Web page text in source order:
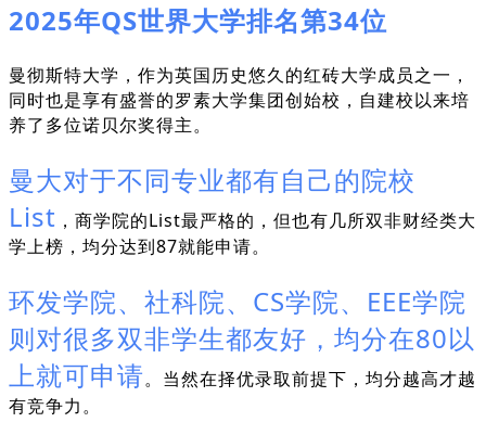
2025年QS世界大学排名第34位
曼彻斯特大学，作为英国历史悠久的红砖大学成员之一，
同时也是享有盛誉的罗素大学集团创始校，自建校以来培
养了多位诺贝尔奖得主。
曼大对于不同专业都有自己的院校
List ，商学院的List最严格的，但也有几所双非财经类大
学上榜，均分达到87就能申请。
环发学院、社科院、CS学院、EEE学院
则对很多双非学生都友好，均分在80以
上就可申请。当然在择优录取前提下，均分越高才越
有竞争力。